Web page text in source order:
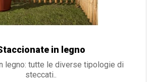
in legno
legno: tutte le diverse tipologie di
steccati..